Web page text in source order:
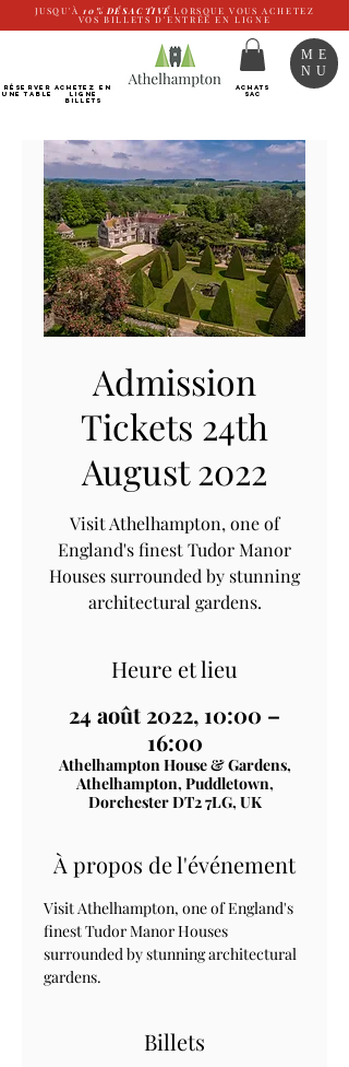
JUSQU'À 10% DÉSACTIVÉ LORSQUE VOUS ACHETEZ
VOS BILLETS D'ENTRÉE EN LIGNE
RÉSERVER
UNE TABLE
Achetez EN
LIGNE
Billets
ACHATS
SAC
ME
NU
Admission
Tickets 24th
August 2022
Visit Athelhampton, one of
England's finest Tudor Manor
Houses surrounded by stunning
architectural gardens.
Heure et lieu
24 août 2022, 10:00 –
16:00
Athelhampton House & Gardens,
Athelhampton, Puddletown,
Dorchester DT2 7LG, UK
À propos de l'événement
Visit Athelhampton, one of England's
finest Tudor Manor Houses
surrounded by stunning architectural
gardens.
Billets